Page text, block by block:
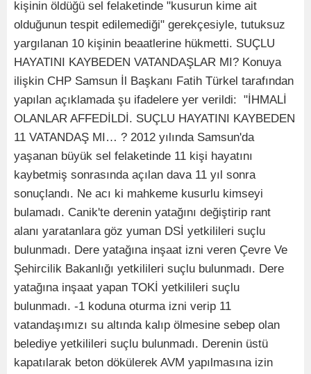
kişinin öldüğü sel felaketinde "kusurun kime ait
olduğunun tespit edilemediği" gerekçesiyle, tutuksuz
yargılanan 10 kişinin beaatlerine hükmetti. SUÇLU
HAYATINI KAYBEDEN VATANDAŞLAR MI? Konuya
ilişkin CHP Samsun İl Başkanı Fatih Türkel tarafından
yapılan açıklamada şu ifadelere yer verildi: "İHMALİ
OLANLAR AFFEDİLDİ. SUÇLU HAYATINI KAYBEDEN
11 VATANDAŞ MI… ? 2012 yılında Samsun'da
yaşanan büyük sel felaketinde 11 kişi hayatını
kaybetmiş sonrasında açılan dava 11 yıl sonra
sonuçlandı. Ne acı ki mahkeme kusurlu kimseyi
bulamadı. Canik'te derenin yatağını değiştirip rant
alanı yaratanlara göz yuman DSİ yetkilileri suçlu
bulunmadı. Dere yatağına inşaat izni veren Çevre Ve
Şehircilik Bakanlığı yetkilileri suçlu bulunmadı. Dere
yatağına inşaat yapan TOKİ yetkilileri suçlu
bulunmadı. -1 koduna oturma izni verip 11
vatandaşımızı su altında kalıp ölmesine sebep olan
belediye yetkilileri suçlu bulunmadı. Derenin üstü
kapatılarak beton dökülerek AVM yapılmasına izin